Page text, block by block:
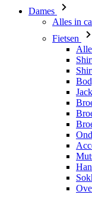
Dames
Alles in
Fietsen